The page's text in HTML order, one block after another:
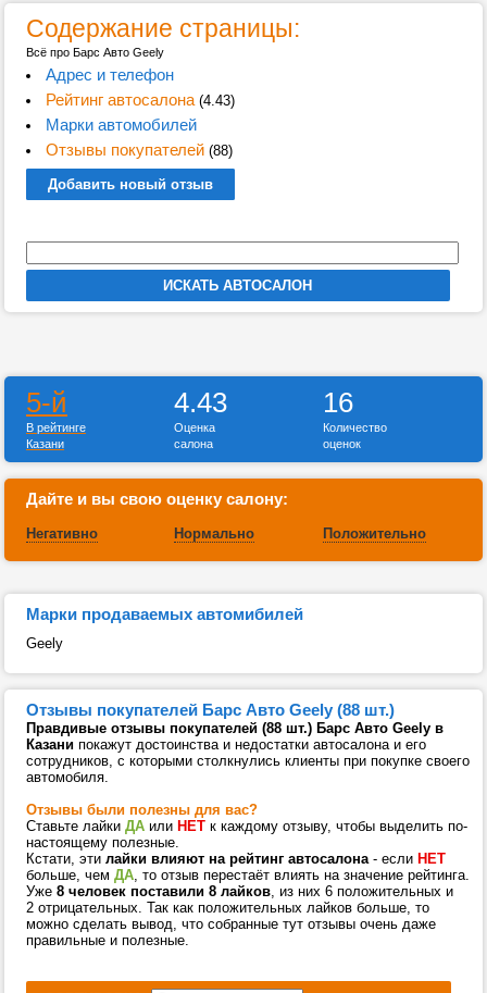
Содержание страницы:
Всё про Барс Авто Geely
Адрес и телефон
Рейтинг автосалона(4.43)
Марки автомобилей
Отзывы покупателей(88)
Добавить новый отзыв
5-й
В рейтинге
Казани
4.43
Оценка
салона
16
Количество
оценок
Дайте и вы свою оценку салону:
Негативно Нормально Положительно
Марки продаваемых автомибилей
Geely
Отзывы покупателей Барс Авто Geely (88 шт.)
Правдивые отзывы покупателей (88 шт.) Барс Авто Geely в
Казани покажут достоинства и недостатки автосалона и его
сотрудников, с которыми столкнулись клиенты при покупке своего
автомобиля.
Отзывы были полезны для вас?
Ставьте лайки ДА или НЕТ к каждому отзыву, чтобы выделить по-
настоящему полезные.
Кстати, эти лайки влияют на рейтинг автосалона- если НЕТ
больше, чем ДА, то отзыв перестаёт влиять на значение рейтинга.
Уже 8 человек поставили 8 лайков, из них 6 положительных и
2 отрицательных. Так как положительных лайков больше, то
можно сделать вывод, что собранные тут отзывы очень даже
правильные и полезные.